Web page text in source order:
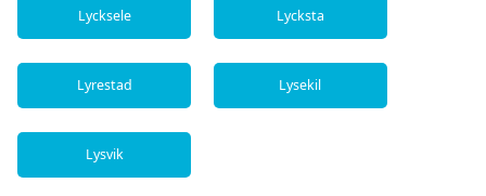
Lycksele Lycksta
Lyrestad Lysekil
Lysvik